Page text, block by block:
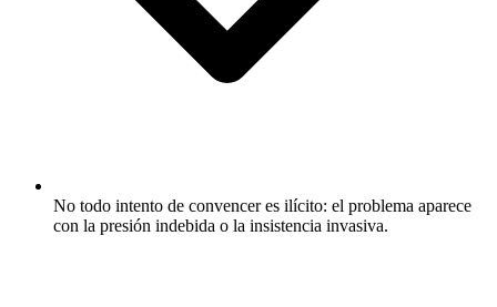
No todo intento de convencer es ilícito: el problema aparece
con la presión indebida o la insistencia invasiva.